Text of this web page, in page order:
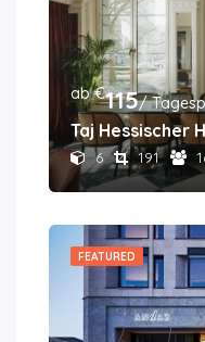
ab €115/
Taj Hessischer
6 191
FEATURED